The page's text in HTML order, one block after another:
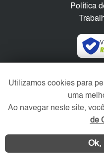
Política
Utilizamos cookies para
uma
Ao navegar neste site,
de
Ok,